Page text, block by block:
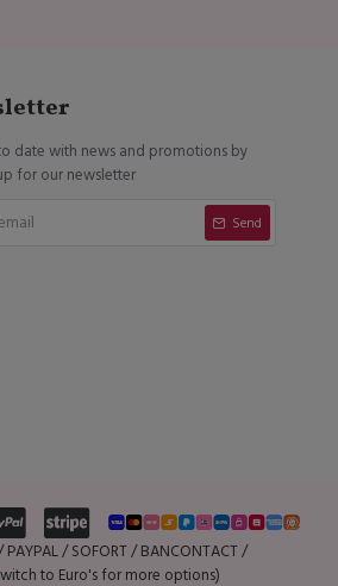
date with news and promotions by
for our newsletter
Send
/ SOFORT / BANCONTACT /
(Switch to Euro's for more options)